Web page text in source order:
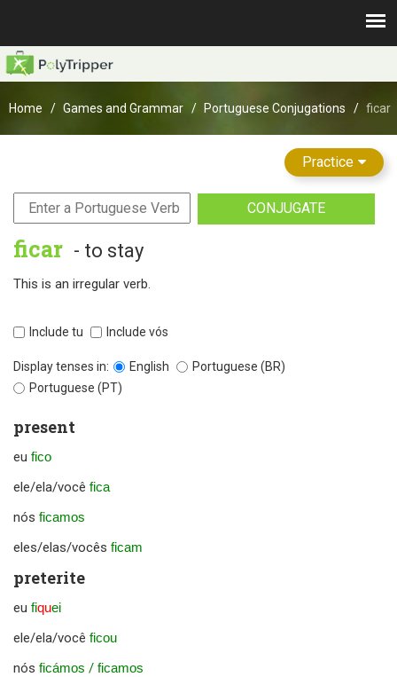
Home Games and Grammar Portuguese Conjugations ficar
Practice
CONJUGATE
ficar - to stay
This is an irregular verb.
Include tu Include vós
Display tenses in: English
Portuguese (BR)
Portuguese (PT)
present
eu fico
ele/ela/você fica
nós ficamos
eles/elas/vocês ficam
preterite
eu fiquei
ele/ela/você ficou
nós ficámos / ficamos